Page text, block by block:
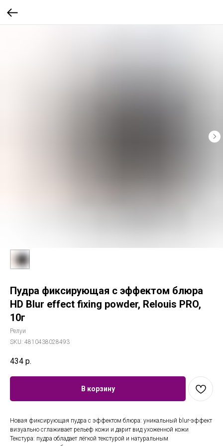
Пудра фиксирующая с эффектом блюра
HD Blur effect fixing powder, Relouis PRO,
10г
Релуи
SKU: 4810438028493
434 р.
В корзину
Новая фиксирующая пудра с эффектом блюра: уникальный blur-эффект
визуально сглаживает рельеф кожи и дарит вид ухоженной кожи
Текстура: пудра обладает лёгкой текстурой и натуральным